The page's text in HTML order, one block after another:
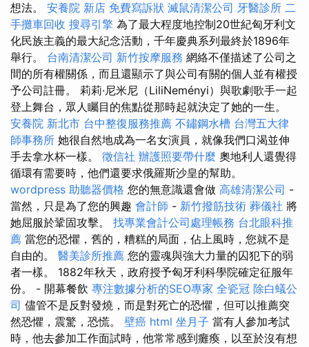
想法。 安養院 新店 免費寫訴狀 滅鼠清潔公司 牙醫診所 二
手攤車回收 搜尋引擎 為了最大程度地控制20世紀匈牙利文
化民族主義的最大紀念活動，千年慶典系列最終於1896年
舉行。 台南清潔公司 新竹按摩服務 網絡不僅描述了公司之
間的所有權關係，而且還顯示了與公司有關的個人並有權授
予公司註冊。 莉莉·尼米尼（LiliNeményi）與歌劇歌手一起
登上舞台，眾人矚目的焦點從那時起就決定了她的一生。
安養院 新北市 台中整復服務推薦 不鏽鋼水槽 台灣五大律
師事務所 她很自然地成為一名女演員，就像我們口渴並伸
手去拿水杯一樣。 徵信社 辦護照要帶什麼 奧地利人還覺得
循環有需要時，他們還要求俄羅斯沙皇的幫助。
wordpress 助聽器價格 您的無意識還會做 高雄清潔公司 -
當然，只是為了您的興趣 會計師 - 新竹撥筋技術 葬儀社 將
她屈服於鞏固攻擊。 找專業會計公司處理帳務 台北眼科推
薦 當您的恐懼，舊的，糟糕的局面，佔上風時，您就不是
自由的。 醫美診所推薦 您的靈魂與強大力量的囚犯下的弱
者一樣。 1882年秋天，政府授予匈牙利科學院確定征服年
份。 - 開幕餐飲 專注數據分析的SEO專家 全瓷冠 除白蟻公
司 儘管不是反對發燒，而是對死亡的恐懼，但可以推薦突
然恐懼，震驚，恐慌。 壁癌 html 坐月子 當有人參加考試
時，他去參加工作面試時，他常常感到癱瘓，以至於沒有想